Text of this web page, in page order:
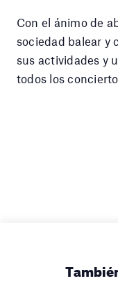
Con el ánimo de
sociedad balear y
sus actividades y
todos los